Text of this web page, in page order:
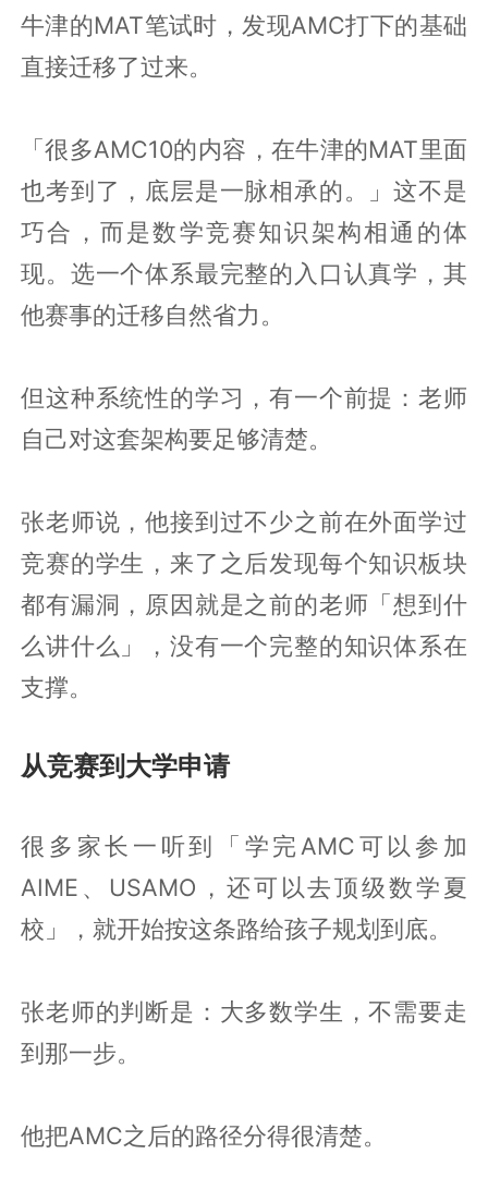
牛津的MAT笔试时，发现AMC打下的基础
直接迁移了过来。
「很多AMC10的内容，在牛津的MAT里面
也考到了，底层是一脉相承的。」这不是
巧合，而是数学竞赛知识架构相通的体
现。选一个体系最完整的入口认真学，其
他赛事的迁移自然省力。
但这种系统性的学习，有一个前提：老师
自己对这套架构要足够清楚。
张老师说，他接到过不少之前在外面学过
竞赛的学生，来了之后发现每个知识板块
都有漏洞，原因就是之前的老师「想到什
么讲什么」，没有一个完整的知识体系在
支撑。
从竞赛到大学申请
很多家长一听到「学完AMC可以参加
AIME、USAMO，还可以去顶级数学夏
校」，就开始按这条路给孩子规划到底。
张老师的判断是：大多数学生，不需要走
到那一步。
他把AMC之后的路径分得很清楚。